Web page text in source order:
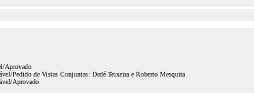
Aprovado
Pedido de Vistas Conjuntas: Dedé Teixeira e Roberto Mesquita
Aprovado